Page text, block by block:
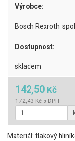
Výrobce:
Bosch Rexroth,
Dostupnost:
skladem
142,50 Kč
172,43 Kč s DPH
Materiál: tlakový